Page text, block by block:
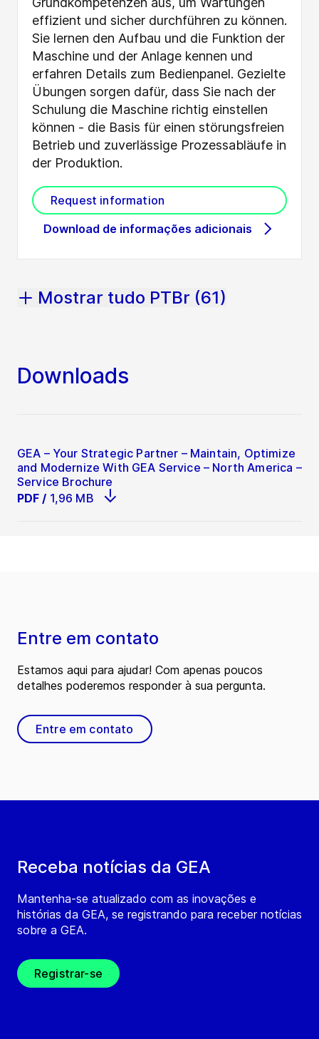
effizient und sicher durchführen zu können.
Sie lernen den Aufbau und die Funktion der
Maschine und der Anlage kennen und
erfahren Details zum Bedienpanel. Gezielte
Übungen sorgen dafür, dass Sie nach der
Schulung die Maschine richtig einstellen
können - die Basis für einen störungsfreien
Betrieb und zuverlässige Prozessabläufe in
der Produktion.
Request information
Download de informações adicionais
Mostrar tudo PTBr (61)
Downloads
GEA – Your Strategic Partner – Maintain, Optimize
and Modernize With GEA Service – North America –
Service Brochure
PDF / 1,96 MB
Receba notícias da GEA
Mantenha-se atualizado com as inovações e
histórias da GEA, se registrando para receber notícias
sobre a GEA.
Registrar-se
Entre em contato
Estamos aqui para ajudar! Com apenas poucos
detalhes poderemos responder à sua pergunta.
Entre em contato